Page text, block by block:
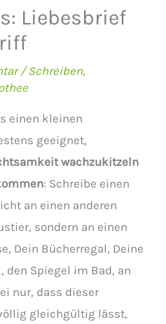
Liebesbrief
/Schreiben,
einen kleinen
geeignet,
wachzukitzeln
: Schreibe einen
an einen anderen
sondern an einen
Dein Bücherregal, Deine
den Spiegel im Bad, an
nur, dass dieser
gleichgültig lässt,